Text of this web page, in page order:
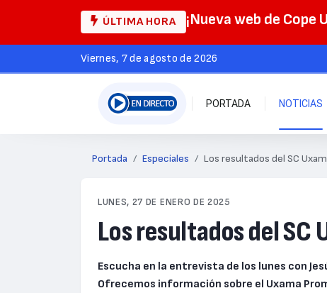
ÚLTIMA HORA ¡Nueva web de Cope
viernes, 7 de agosto de 2026
PORTADA NOTICIAS
Portada Especiales Los resultados del SC
LUNES, 27 DE ENERO DE 2025
Los resultados del SC
Escucha en la entrevista de los lunes con
Ofrecemos información sobre el Uxama